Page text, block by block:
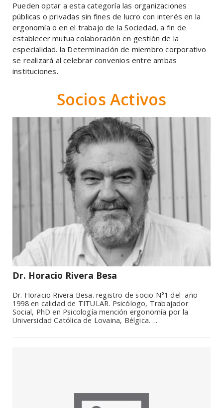
Pueden optar a esta categoría las organizaciones
públicas o privadas sin fines de lucro con interés en la
ergonomía o en el trabajo de la Sociedad, a fin de
establecer mutua colaboración en gestión de la
especialidad. la Determinación de miembro corporativo
se realizará al celebrar convenios entre ambas
instituciones.
Socios Activos
Dr. Horacio Rivera Besa
Dr. Horacio Rivera Besa. registro de socio N°1 del año
1998 en calidad de TITULAR. Psicólogo, Trabajador
Social, PhD en Psicología mención ergonomía por la
Universidad Católica de Lovaina, Bélgica. ...